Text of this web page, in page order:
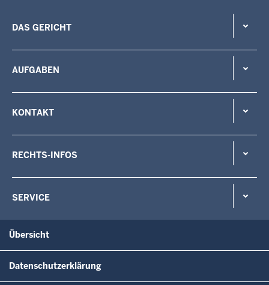
DAS GERICHT
AUFGABEN
KONTAKT
RECHTS-INFOS
SERVICE
Übersicht
Datenschutzerklärung